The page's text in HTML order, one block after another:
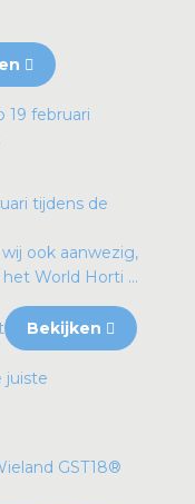
tijdens de
ook aanwezig,
World Horti ...
Bekijken
GST18®